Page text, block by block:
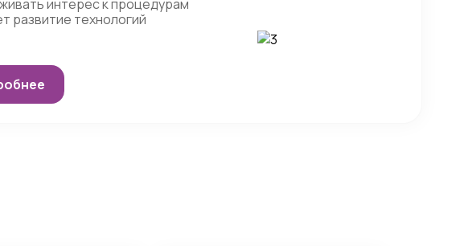
интерес к процедурам
развитие технологий